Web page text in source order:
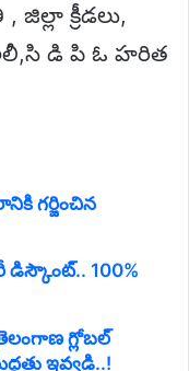
జిల్లా క్రీడలు,
డి పి ఓ హరిత
గర్జించిన
డిస్కౌంట్.. 100%
గ్లోబల్
ఇవ్వడి..!